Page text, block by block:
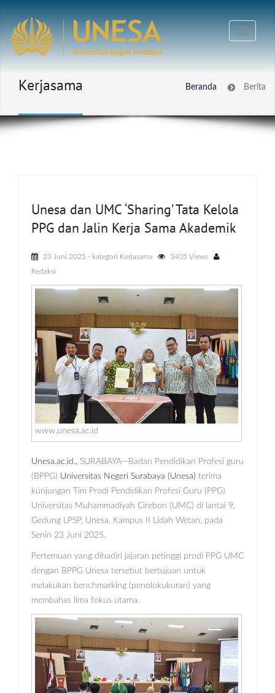
Kerjasama Beranda Berita
Unesa dan UMC ‘Sharing’ Tata Kelola
PPG dan Jalin Kerja Sama Akademik
23 Juni 2025 - kategori Kerjasama
3405 Views
Redaksi
www.unesa.ac.id
Unesa.ac.id., SURABAYA—Badan Pendidikan Profesi guru
(BPPG) Universitas Negeri Surabaya (Unesa) terima
kunjungan Tim Prodi Pendidikan Profesi Guru (PPG)
Universitas Muhammadiyah Cirebon (UMC) di lantai 9,
Gedung LPSP, Unesa, Kampus II Lidah Wetan, pada
Senin 23 Juni 2025.
Pertemuan yang dihadiri jajaran petinggi prodi PPG UMC
dengan BPPG Unesa tersebut bertujuan untuk
melakukan benchmarking (penolokukuran) yang
membahas lima fokus utama.